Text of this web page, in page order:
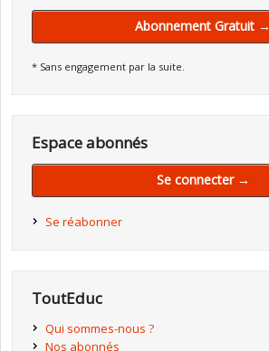
Abonnement Gratuit →
* Sans engagement par la suite.
Espace abonnés
Se connecter →
Se réabonner
ToutEduc
Qui sommes-nous ?
Nos abonnés